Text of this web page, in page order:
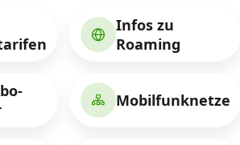
Infos zu
Roaming
Mobilfunknetze